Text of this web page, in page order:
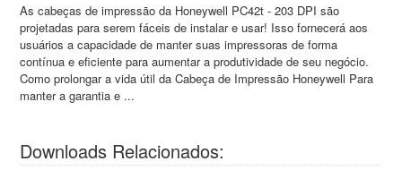
As cabeças de impressão da Honeywell PC42t - 203 DPI são
projetadas para serem fáceis de instalar e usar! Isso fornecerá aos
usuários a capacidade de manter suas impressoras de forma
contínua e eficiente para aumentar a produtividade de seu negócio.
Como prolongar a vida útil da Cabeça de Impressão Honeywell Para
manter a garantia e ...
Downloads Relacionados: